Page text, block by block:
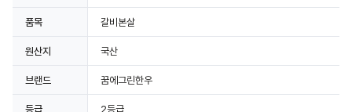
품목 갈비본살
원산지 국산
브랜드 꿈에그린한우
등급 2등급